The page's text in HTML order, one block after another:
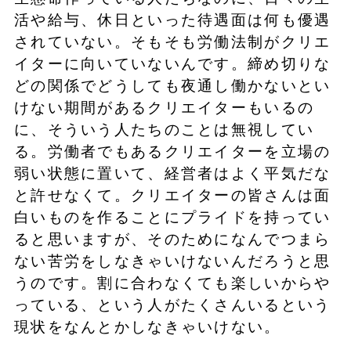
活や給与、休日といった待遇面は何も優遇
されていない。そもそも労働法制がクリエ
イターに向いていないんです。締め切りな
どの関係でどうしても夜通し働かないとい
けない期間があるクリエイターもいるの
に、そういう人たちのことは無視してい
る。労働者でもあるクリエイターを立場の
弱い状態に置いて、経営者はよく平気だな
と許せなくて。クリエイターの皆さんは面
白いものを作ることにプライドを持ってい
ると思いますが、そのためになんでつまら
ない苦労をしなきゃいけないんだろうと思
うのです。割に合わなくても楽しいからや
っている、という人がたくさんいるという
現状をなんとかしなきゃいけない。